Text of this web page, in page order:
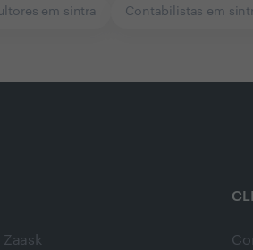
em sintra Contabilistas em
Zaask